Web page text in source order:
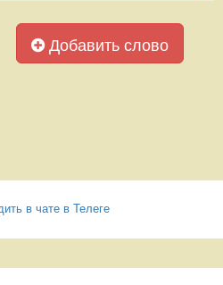
Добавить слово
в чате в Телеге